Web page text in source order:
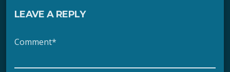
LEAVE A REPLY
Comment*